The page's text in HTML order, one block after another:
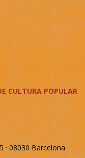
CULTURA POPULAR
· 08030 Barcelona